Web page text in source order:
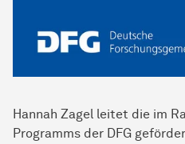
Hannah Zagel leitet die im
Programms der DFG